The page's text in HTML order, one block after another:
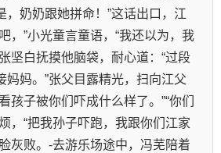
，奶奶跟她拼命！”这话出口，江
，”小光童言童语，“我还以为，我
坚白抚摸他脑袋，耐心道：“过段
妈妈。”张父目露精光，扫向江父
孩子被你们吓成什么样了。”“你们
，“把我孙子吓跑，我跟你们江家
灰败。-去游乐场途中，冯芜陪着